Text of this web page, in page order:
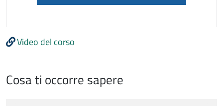
Video del corso
Cosa ti occorre sapere